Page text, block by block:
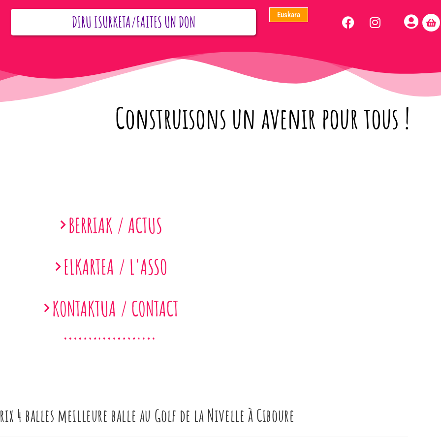
DIRU ISURKETA/FAITES UN DON Euskara
Construisons un avenir pour tous !
BERRIAK / ACTUS
ELKARTEA / L'ASSO
KONTAKTUA / CONTACT
4 balles meilleure balle au Golf de la Nivelle à Ciboure